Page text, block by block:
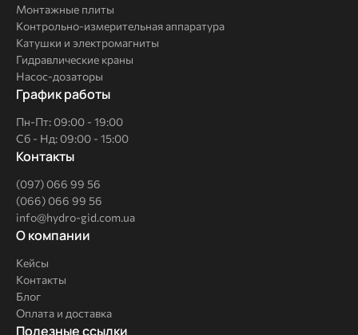
Монтажные плиты
Контрольно-измерительная аппаратура
Катушки и электромагниты
Гидравлические краны
Насос-дозаторы
График работы
Пн-Пт: 09:00 - 19:00
Сб - Нд: 09:00 - 15:00
Контакты
(097) 066 99 56
(066) 066 99 56
info@hydro-gid.com.ua
О
компании
О компании
Кейсы
Контакты
Блог
Оплата и доставка
Полезные
Полезные ссылки